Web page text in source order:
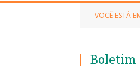
VOCÊ ESTÁ
Boletim